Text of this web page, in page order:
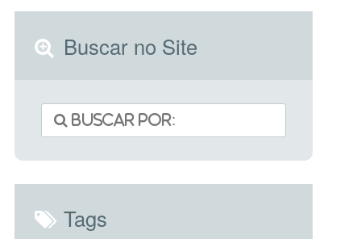
Buscar no Site
Tags